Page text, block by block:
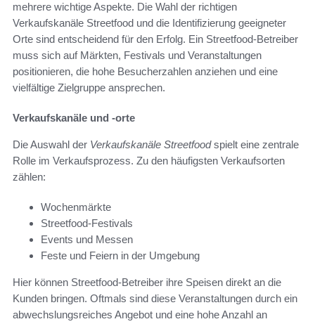
mehrere wichtige Aspekte. Die Wahl der richtigen
Verkaufskanäle Streetfood und die Identifizierung geeigneter
Orte sind entscheidend für den Erfolg. Ein Streetfood-Betreiber
muss sich auf Märkten, Festivals und Veranstaltungen
positionieren, die hohe Besucherzahlen anziehen und eine
vielfältige Zielgruppe ansprechen.
Verkaufskanäle und -orte
Die Auswahl der Verkaufskanäle Streetfoodspielt eine zentrale
Rolle im Verkaufsprozess. Zu den häufigsten Verkaufsorten
zählen:
Wochenmärkte
Streetfood-Festivals
Events und Messen
Feste und Feiern in der Umgebung
Hier können Streetfood-Betreiber ihre Speisen direkt an die
Kunden bringen. Oftmals sind diese Veranstaltungen durch ein
abwechslungsreiches Angebot und eine hohe Anzahl an